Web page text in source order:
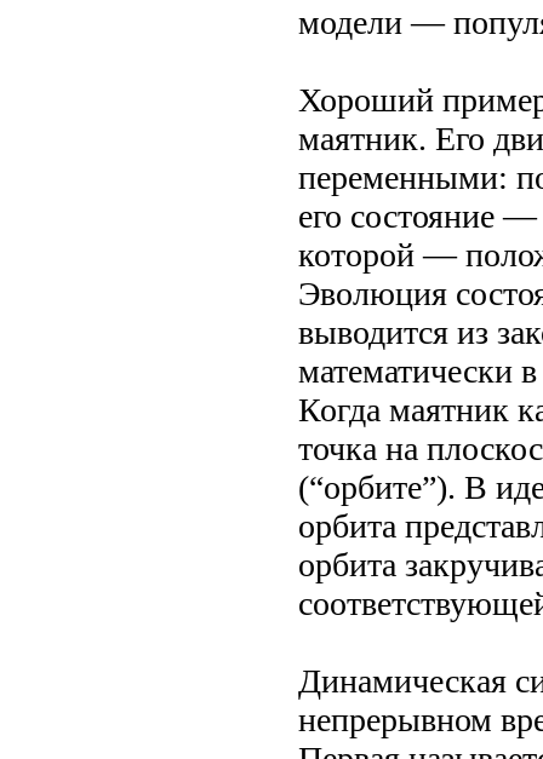
модели —
Хороший
маятник. Его
переменными:
его состояние
которой —
Эволюция
выводится из
математически
Когда маятник
точка на
(“орбите”). В
орбита
орбита
Динамическая
непрерывном